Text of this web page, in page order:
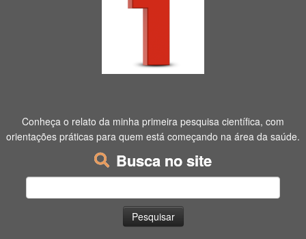
Conheça o relato da minha primeira pesquisa científica, com
orientações práticas para quem está começando na área da saúde.
Busca no site